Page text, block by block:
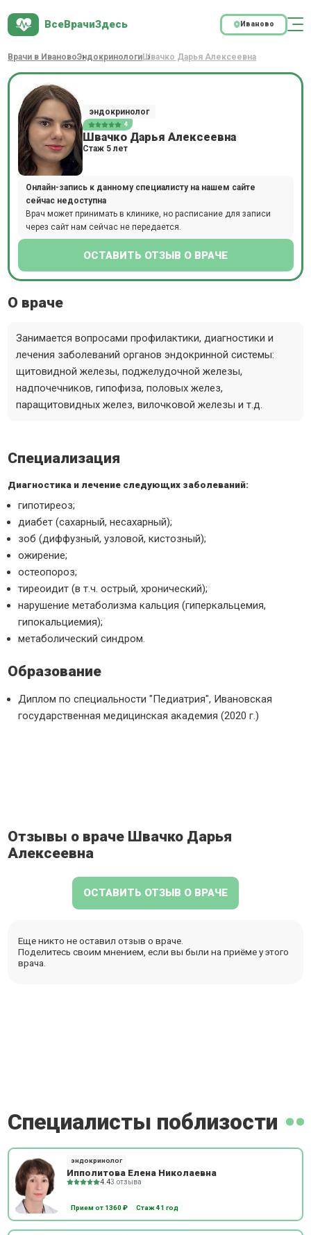
ВсеВрачиЗдесь Иваново
Врачи в ИвановоЭндокринологи Швачко Дарья Алексеевна
эндокринолог
4
Швачко Дарья Алексеевна
Стаж 5 лет
Онлайн-запись к данному специалисту на нашем сайте
сейчас недоступна
Врач может принимать в клинике, но расписание для записи
через сайт нам сейчас не передается.
ОСТАВИТЬ ОТЗЫВ О ВРАЧЕ
О враче
Занимается вопросами профилактики, диагностики и
лечения заболеваний органов эндокринной системы:
щитовидной железы, поджелудочной железы,
надпочечников, гипофиза, половых желез,
паращитовидных желез, вилочковой железы и т.д.
Специализация
Диагностика и лечение следующих заболеваний:
гипотиреоз;
диабет (сахарный, несахарный);
зоб (диффузный, узловой, кистозный);
ожирение;
остеопороз;
тиреоидит (в т.ч. острый, хронический);
нарушение метаболизма кальция (гиперкальцемия,
гипокальциемия);
метаболический синдром.
Образование
Диплом по специальности "Педиатрия", Ивановская
государственная медицинская академия (2020 г.)
Отзывы о враче Швачко Дарья
Алексеевна
ОСТАВИТЬ ОТЗЫВ О ВРАЧЕ
Еще никто не оставил отзыв о враче.
Поделитесь своим мнением, если вы были на приёме у этого
врача.
Специалисты поблизости
эндокринолог
Ипполитова Елена Николаевна
4.43 отзыва
Прием от 1360 ₽ Стаж 41 год